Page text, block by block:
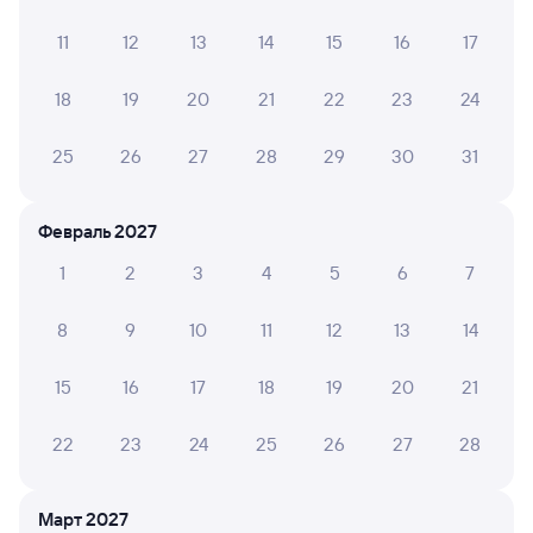
Мы отображаем актуальные отзывы и не удаляем
04 августа 2026 • Поезд 002Э «Россия»
ГАЛИНА Е.
Комфортно и удобно. Спасибо.
10
03 августа 2026 • Поезд 002Э «Россия»
в восторге!
11 12 13 14 15 16 17
18 19 20 21 22 23 24
25 26 27 28 29 30 31
Февраль 2027
1
2 3 4 5 6 7
8 9 10 11 12 13 14
15 16 17 18 19 20 21
22 23 24 25 26 27 28
Март 2027